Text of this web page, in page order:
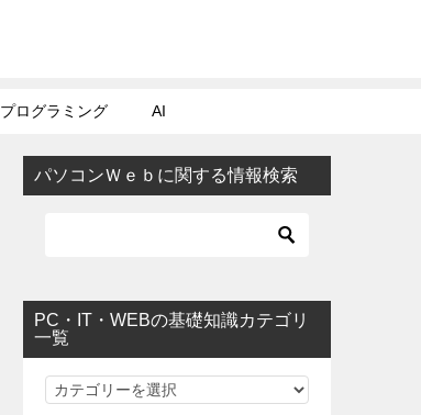
プログラミング AI
パソコンＷｅｂに関する情報検索
PC・IT・WEBの基礎知識カテゴリ
一覧
PC・IT・WEBの基礎知識カテゴリ一覧